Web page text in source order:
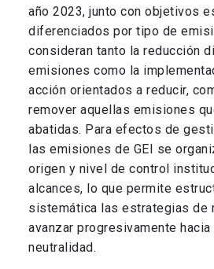
año 2023, junto con objetivos
diferenciados por tipo de
consideran tanto la reducción
emisiones como la
acción orientados a reducir,
remover aquellas emisiones
abatidas. Para efectos de
las emisiones de GEI se
origen y nivel de control
alcances, lo que permite
sistemática las estrategias de
avanzar progresivamente hacia
neutralidad.